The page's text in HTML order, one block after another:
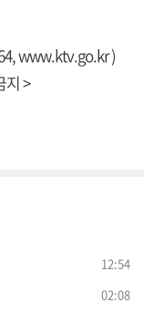
www.ktv.go.kr)
지 >
12:54
02:08